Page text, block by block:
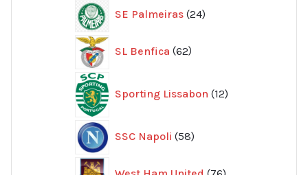
SE Palmeiras 24
produkter
SL Benfica 62
produkter
Sporting Lissabon 12produkter
SSC Napoli 58
produkter